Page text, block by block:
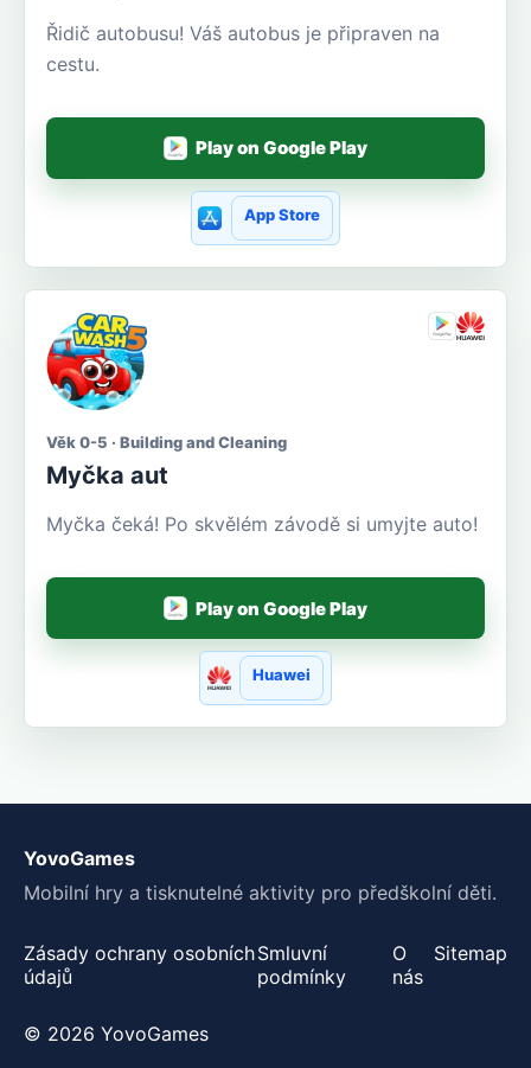
Řidič autobusu! Váš autobus je připraven na
cestu.
Play on Google Play
App Store
Věk 0-5 · Building and Cleaning
Myčka aut
Myčka čeká! Po skvělém závodě si umyjte auto!
Play on Google Play
Huawei
YovoGames
Mobilní hry a tisknutelné aktivity pro předškolní děti.
Zásady ochrany osobních
údajů
Smluvní
podmínky
O
nás
Sitemap
© 2026 YovoGames